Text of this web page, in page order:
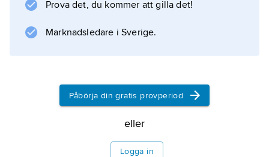
Information om artikeln
Prova det, du kommer att gilla det!
Marknadsledare i Sverige.
Påbörja din gratis provperiod
eller
Logga in